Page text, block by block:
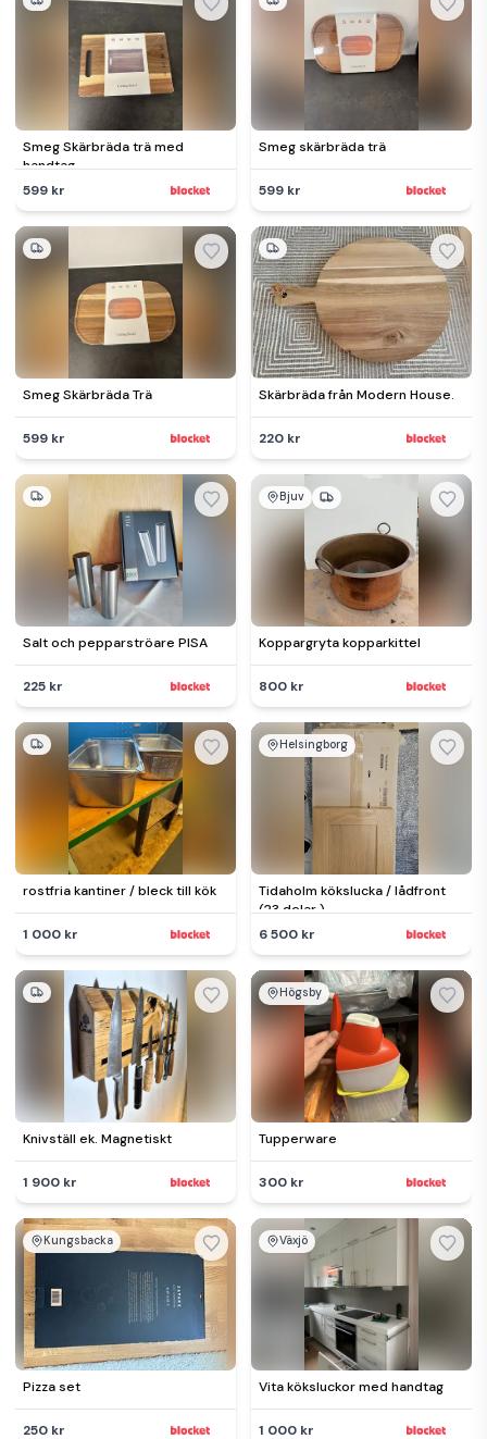
Smeg Skärbräda trä med
handtag
599 kr
Smeg skärbräda trä
599 kr
Smeg Skärbräda Trä
599 kr
Skärbräda från Modern House.
220 kr
Salt och pepparströare PISA
225 kr
Bjuv
Koppargryta kopparkittel
800 kr
rostfria kantiner / bleck till kök
1 000 kr
Helsingborg
Tidaholm kökslucka / lådfront
(23 delar )
6 500 kr
Knivställ ek. Magnetiskt
1 900 kr
Högsby
Tupperware
300 kr
Kungsbacka
Pizza set
250 kr
Växjö
Vita köksluckor med handtag
1 000 kr